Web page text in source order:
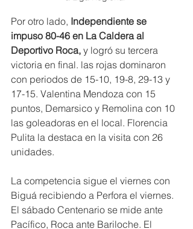
Por otro lado, Independiente se
impuso 80-46 en La Caldera al
Deportivo Roca, y logró su tercera
victoria en final. las rojas dominaron
con periodos de 15-10, 19-8, 29-13 y
17-15. Valentina Mendoza con 15
puntos, Demarsico y Remolina con 10
las goleadoras en el local. Florencia
Pulita la destaca en la visita con 26
unidades.
La competencia sigue el viernes con
Biguá recibiendo a Perfora el viernes.
El sábado Centenario se mide ante
Pacífico, Roca ante Bariloche. El